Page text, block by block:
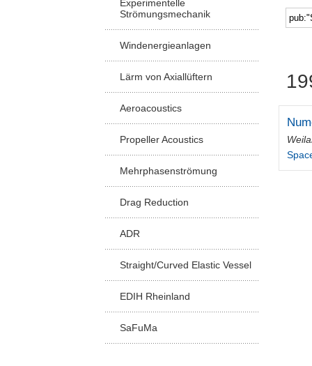
Experimentelle
Strömungsmechanik
Windenergieanlagen
Lärm von Axiallüftern
Aeroacoustics
Propeller Acoustics
Mehrphasenströmung
Drag Reduction
ADR
Straight/Curved Elastic Vessel
EDIH Rheinland
SaFuMa